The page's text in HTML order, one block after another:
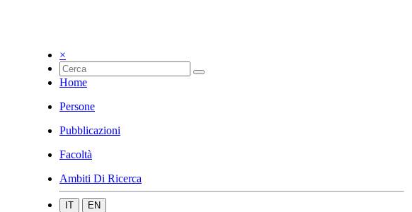
×
Home
Persone
Pubblicazioni
Facoltà
Ambiti Di Ricerca
IT EN